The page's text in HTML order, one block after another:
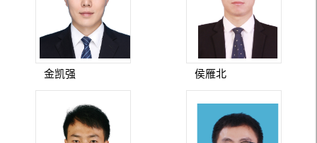
金凯强 侯雁北